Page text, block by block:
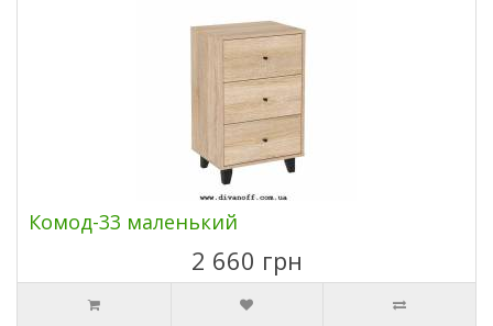
Комод-33 маленький
2 660 грн